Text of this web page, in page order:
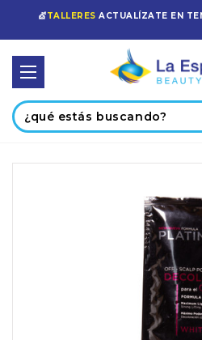
💇TALLERES ACTUALÍZATE EN
Buscar